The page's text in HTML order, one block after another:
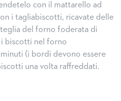
con il mattarello ad
i tagliabiscotti, ricavate delle
del forno foderata di
biscotti nel forno
minuti (i bordi devono essere
una volta raffreddati.